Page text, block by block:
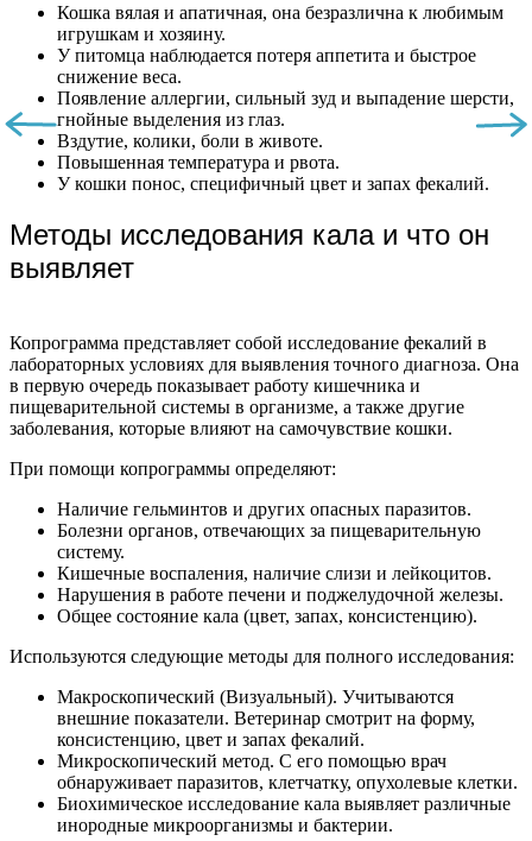
Кошка вялая и апатичная, она безразлична к любимым
игрушкам и хозяину.
У питомца наблюдается потеря аппетита и быстрое
снижение веса.
Появление аллергии, сильный зуд и выпадение шерсти,
гнойные выделения из глаз.
Вздутие, колики, боли в животе.
Повышенная температура и рвота.
У кошки понос, специфичный цвет и запах фекалий.
Методы исследования кала и что он
выявляет
Копрограмма представляет собой исследование фекалий в
лабораторных условиях для выявления точного диагноза. Она
в первую очередь показывает работу кишечника и
пищеварительной системы в организме, а также другие
заболевания, которые влияют на самочувствие кошки.
При помощи копрограммы определяют:
Наличие гельминтов и других опасных паразитов.
Болезни органов, отвечающих за пищеварительную
систему.
Кишечные воспаления, наличие слизи и лейкоцитов.
Нарушения в работе печени и поджелудочной железы.
Общее состояние кала (цвет, запах, консистенцию).
Используются следующие методы для полного исследования:
Макроскопический (Визуальный). Учитываются
внешние показатели. Ветеринар смотрит на форму,
консистенцию, цвет и запах фекалий.
Микроскопический метод. С его помощью врач
обнаруживает паразитов, клетчатку, опухолевые клетки.
Биохимическое исследование кала выявляет различные
инородные микроорганизмы и бактерии.